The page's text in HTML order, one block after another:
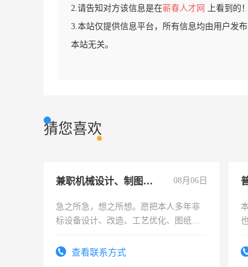
2.请告知对方该信息是在蕲春人才网
上看到的！
3.本站仅提供信息平台，所有信息均由用户发
本站无关。
猜您喜欢
兼职机械设计、制图、设备改造 08月06日
急之所急，想之所想。愿把本人多年非
标设备设计、改造、工艺优化、图纸制
结识有识之士，共享未来。
查看联系方式